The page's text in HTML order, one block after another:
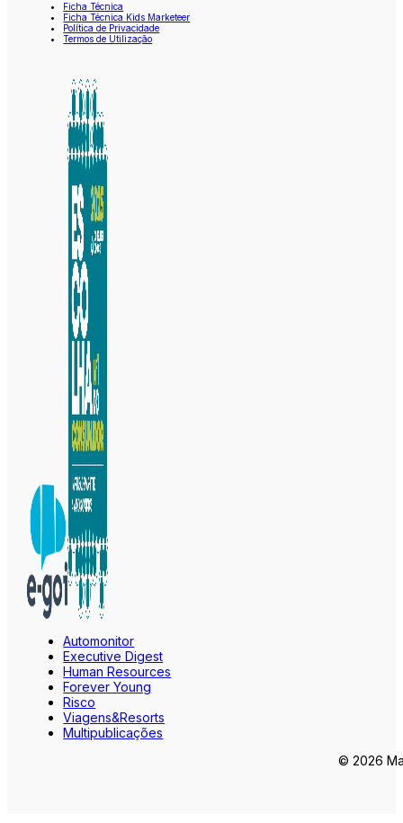
Ficha Técnica
Ficha Técnica Kids Marketeer
Política de Privacidade
Termos de Utilização
Automonitor
Executive Digest
Human Resources
Forever Young
Risco
Viagens&Resorts
Multipublicações
© 2026